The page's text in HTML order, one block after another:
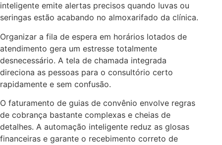
inteligente emite alertas precisos quando luvas ou
seringas estão acabando no almoxarifado da clínica.
Organizar a fila de espera em horários lotados de
atendimento gera um estresse totalmente
desnecessário. A tela de chamada integrada
direciona as pessoas para o consultório certo
rapidamente e sem confusão.
O faturamento de guias de convênio envolve regras
de cobrança bastante complexas e cheias de
detalhes. A automação inteligente reduz as glosas
financeiras e garante o recebimento correto de